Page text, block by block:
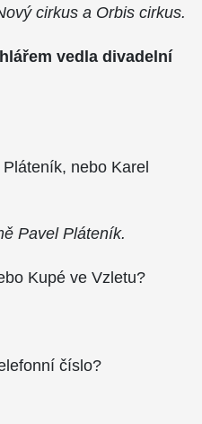
cirkus a Orbis cirkus.
vedla divadelní
Pláteník, nebo Karel
Pavel Pláteník.
Kupé ve Vzletu?
číslo?